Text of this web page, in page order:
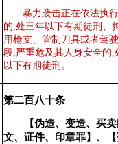
暴力袭击正在依法执
的,处三年以下有期徒刑、
用枪支、管制刀具或者驾
段,严重危及其人身安全的,
以下有期徒刑。
第二百八十条
【伪造、变造、买
文、证件、印章罪】 、